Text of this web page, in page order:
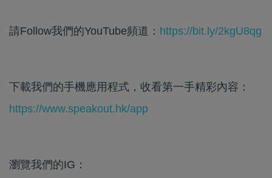
請Follow我們的YouTube頻道： https://bit.ly/2kgU8qg
下載我們的手機應用程式，收看第一手精彩內容：
https://www.speakout.hk/app
瀏覽我們的IG：